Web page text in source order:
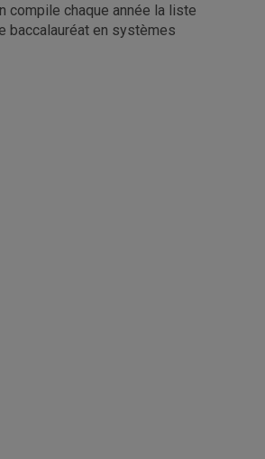
compile chaque année la liste
baccalauréat en systèmes